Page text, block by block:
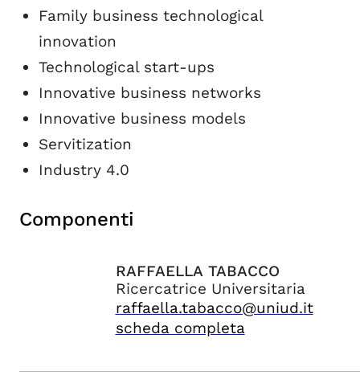
Family business technological
innovation
Technological start-ups
Innovative business networks
Innovative business models
Servitization
Industry 4.0
Componenti
RAFFAELLA TABACCO
Ricercatrice Universitaria
raffaella.tabacco@uniud.it
scheda completa